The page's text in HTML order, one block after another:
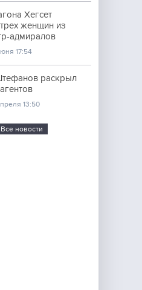
Хегсет
женщин из
адмиралов
17:54
раскрыл
13:50
Все новости